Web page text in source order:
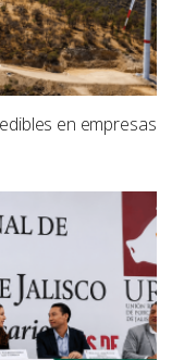
en empresas